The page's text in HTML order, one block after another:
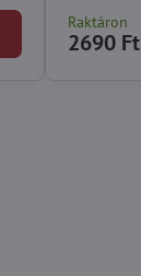
Raktáron
2690 Ft